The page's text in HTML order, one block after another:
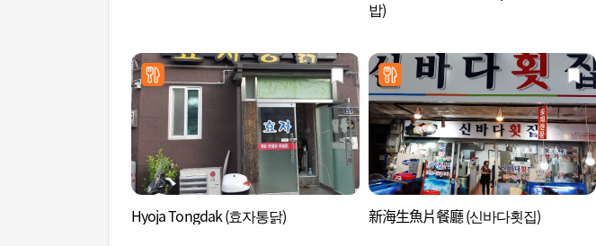
밥)
Hyoja Tongdak (효자통닭) 新海生魚片餐廳 (신바다횟집)